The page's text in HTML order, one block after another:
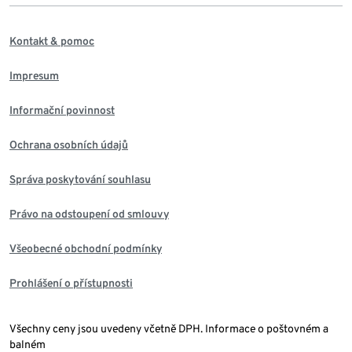
Kontakt & pomoc
Impresum
Informační povinnost
Ochrana osobních údajů
Správa poskytování souhlasu
Právo na odstoupení od smlouvy
Všeobecné obchodní podmínky
Prohlášení o přístupnosti
Všechny ceny jsou uvedeny včetně DPH. Informace o poštovném a
balném